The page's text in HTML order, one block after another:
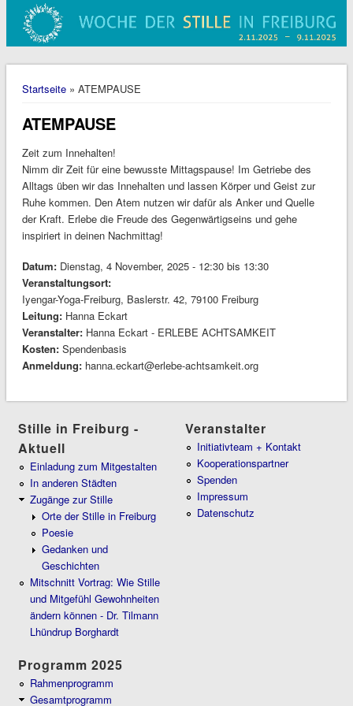
Sie sind hier
Startseite» ATEMPAUSE
ATEMPAUSE
Zeit zum Innehalten!
Nimm dir Zeit für eine bewusste Mittagspause! Im Getriebe des
Alltags üben wir das Innehalten und lassen Körper und Geist zur
Ruhe kommen. Den Atem nutzen wir dafür als Anker und Quelle
der Kraft. Erlebe die Freude des Gegenwärtigseins und gehe
inspiriert in deinen Nachmittag!
Datum: Dienstag, 4 November, 2025 - 12:30bis 13:30
Veranstaltungsort:
Iyengar-Yoga-Freiburg, Baslerstr. 42, 79100 Freiburg
Leitung: Hanna Eckart
Veranstalter: Hanna Eckart - ERLEBE ACHTSAMKEIT
Kosten: Spendenbasis
Anmeldung: hanna.eckart@erlebe-achtsamkeit.org
Stille in Freiburg -
Aktuell
Einladung zum Mitgestalten
In anderen Städten
Zugänge zur Stille
Orte der Stille in Freiburg
Poesie
Gedanken und
Geschichten
Mitschnitt Vortrag: Wie Stille
und Mitgefühl Gewohnheiten
ändern können - Dr. Tilmann
Lhündrup Borghardt
Programm 2025
Rahmenprogramm
Gesamtprogramm
Veranstalter
Initiativteam + Kontakt
Kooperationspartner
Spenden
Impressum
Datenschutz